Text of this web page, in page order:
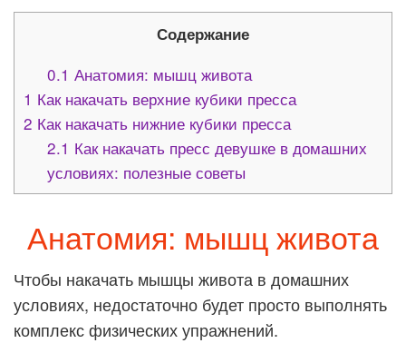
Содержание
0.1 Анатомия: мышц живота
1 Как накачать верхние кубики пресса
2 Как накачать нижние кубики пресса
2.1 Как накачать пресс девушке в домашних
условиях: полезные советы
Анатомия: мышц живота
Чтобы накачать мышцы живота в домашних
условиях, недостаточно будет просто выполнять
комплекс физических упражнений.